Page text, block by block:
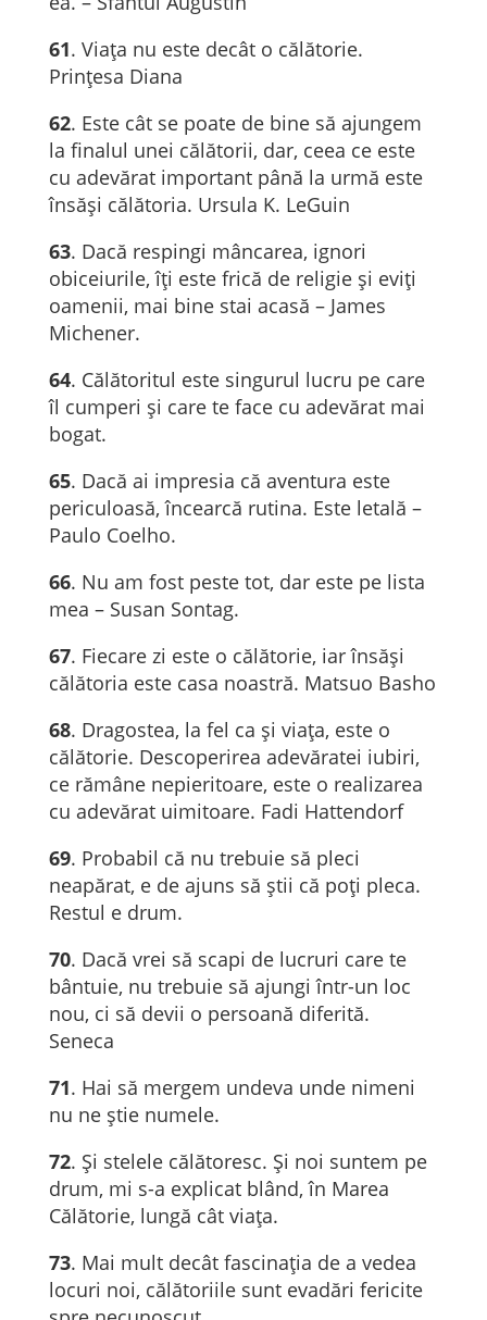
61. Viața nu este decât o călătorie.
Prințesa Diana
62. Este cât se poate de bine să ajungem
la finalul unei călătorii, dar, ceea ce este
cu adevărat important până la urmă este
însăși călătoria. Ursula K. LeGuin
63. Dacă respingi mâncarea, ignori
obiceiurile, îți este frică de religie și eviți
oamenii, mai bine stai acasă – James
Michener.
64. Călătoritul este singurul lucru pe care
îl cumperi și care te face cu adevărat mai
bogat.
65. Dacă ai impresia că aventura este
periculoasă, încearcă rutina. Este letală –
Paulo Coelho.
66. Nu am fost peste tot, dar este pe lista
mea – Susan Sontag.
67. Fiecare zi este o călătorie, iar însăși
călătoria este casa noastră. Matsuo Basho
68. Dragostea, la fel ca și viața, este o
călătorie. Descoperirea adevăratei iubiri,
ce rămâne nepieritoare, este o realizarea
cu adevărat uimitoare. Fadi Hattendorf
69. Probabil că nu trebuie să pleci
neapărat, e de ajuns să ştii că poţi pleca.
Restul e drum.
70. Dacă vrei să scapi de lucruri care te
bântuie, nu trebuie să ajungi într-un loc
nou, ci să devii o persoană diferită.
Seneca
71. Hai să mergem undeva unde nimeni
nu ne știe numele.
72. Şi stelele călătoresc. Şi noi suntem pe
drum, mi s-a explicat blând, în Marea
Călătorie, lungă cât viaţa.
73. Mai mult decât fascinaţia de a vedea
locuri noi, călătoriile sunt evadări fericite